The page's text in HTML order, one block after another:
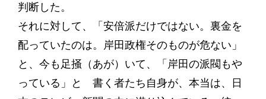
判断した。
それに対して、「安倍派だけではない。裏金を
配っていたのは。岸田政権そのものが危ない」
と、今も足掻（あが）いて、「岸田の派閥もや
っている」と 書く者たち自身が、本当は、日